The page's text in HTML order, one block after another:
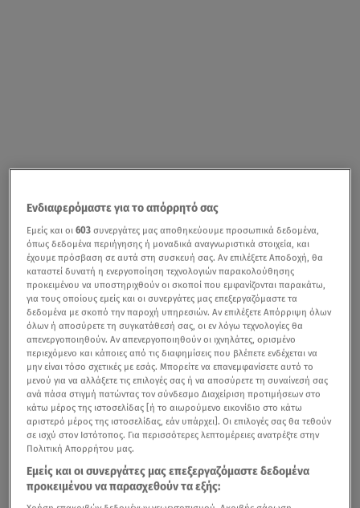
Ενδιαφερόμαστε για το απόρρητό σας
Εμείς και οι603 συνεργάτες μας αποθηκεύουμε προσωπικά δεδομένα,
όπως δεδομένα περιήγησης ή μοναδικά αναγνωριστικά στοιχεία, και
έχουμε πρόσβαση σε αυτά στη συσκευή σας. Αν επιλέξετε Αποδοχή, θα
καταστεί δυνατή η ενεργοποίηση τεχνολογιών παρακολούθησης
προκειμένου να υποστηριχθούν οι σκοποί που εμφανίζονται παρακάτω,
για τους οποίους εμείς και οι συνεργάτες μας επεξεργαζόμαστε τα
δεδομένα με σκοπό την παροχή υπηρεσιών. Αν επιλέξετε Απόρριψη όλων
όλων ή αποσύρετε τη συγκατάθεσή σας, οι εν λόγω τεχνολογίες θα
απενεργοποιηθούν. Αν απενεργοποιηθούν οι ιχνηλάτες, ορισμένο
περιεχόμενο και κάποιες από τις διαφημίσεις που βλέπετε ενδέχεται να
μην είναι τόσο σχετικές με εσάς. Μπορείτε να επανεμφανίσετε αυτό το
μενού για να αλλάξετε τις επιλογές σας ή να αποσύρετε τη συναίνεσή σας
ανά πάσα στιγμή πατώντας τον σύνδεσμο Διαχείριση προτιμήσεων στο
κάτω μέρος της ιστοσελίδας [ή το αιωρούμενο εικονίδιο στο κάτω
αριστερό μέρος της ιστοσελίδας, εάν υπάρχει]. Οι επιλογές σας θα τεθούν
σε ισχύ στον Ιστότοπος. Για περισσότερες λεπτομέρειες ανατρέξτε στην
Πολιτική Απορρήτου μας.
Εμείς και οι συνεργάτες μας επεξεργαζόμαστε δεδομένα
προκειμένου να παρασχεθούν τα εξής: